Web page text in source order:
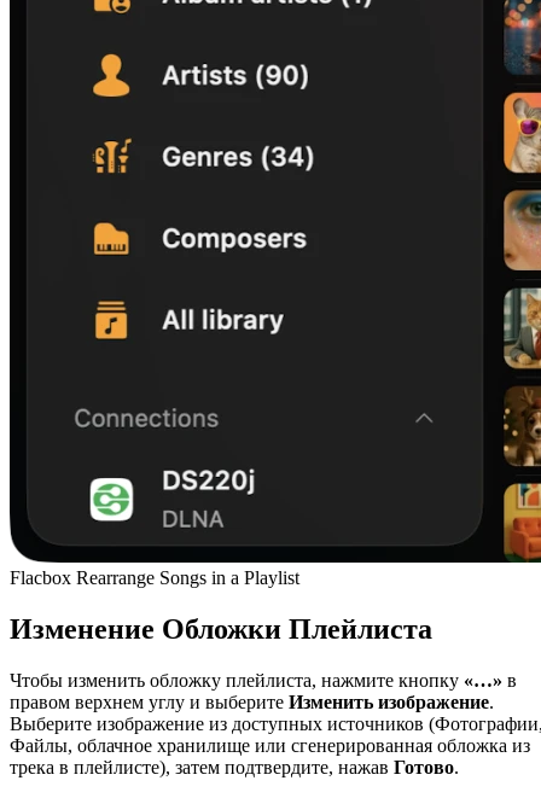
Flacbox Rearrange Songs in a Playlist
Изменение Обложки Плейлиста
Чтобы изменить обложку плейлиста, нажмите кнопку «…» в
правом верхнем углу и выберите Изменить изображение.
Выберите изображение из доступных источников
Файлы, облачное хранилище или сгенерированная обложка из
трека в плейлисте), затем подтвердите, нажав Готово.